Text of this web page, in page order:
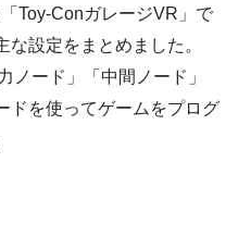
Toy-ConガレージVR」で
設定をまとめました。
ノード」「中間ノード」
ドを使ってゲームをプログ